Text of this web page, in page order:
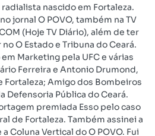
nascido em Fortaleza.
jornal O POVO, também na TV
(Hoje TV Diário), além de ter
O Estado e Tribuna do Ceará.
Marketing pela UFC e várias
Ferreira e Antonio Drumond,
Fortaleza; Amigo dos Bombeiros
Defensoria Pública do Ceará.
premiada Esso pelo caso
de Fortaleza. Também assinei a
Coluna Vertical do O POVO. Fui